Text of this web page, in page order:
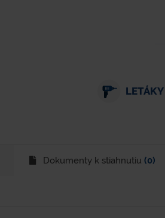
LETÁKY
Dokumenty k stiahnutiu (0)